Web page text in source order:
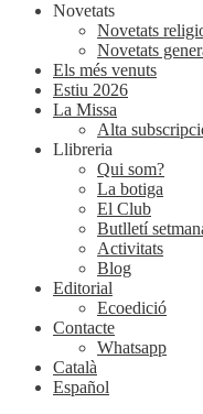
Novetats
Novetats
Novetats
Els més venuts
Estiu 2026
La Missa
Alta
Llibreria
Qui som?
La botiga
El Club
Butlletí
Activitats
Blog
Editorial
Ecoedició
Contacte
Whatsapp
Català
Español